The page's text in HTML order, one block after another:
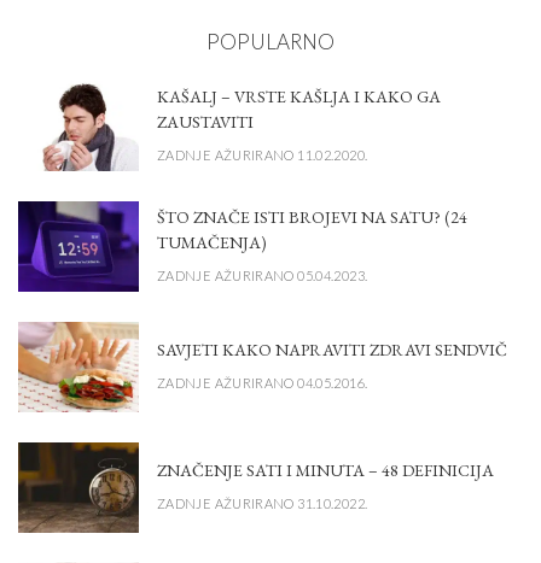
POPULARNO
KAŠALJ – VRSTE KAŠLJA I KAKO GA
ZAUSTAVITI
ZADNJE AŽURIRANO 11.02.2020.
ŠTO ZNAČE ISTI BROJEVI NA SATU? (24
TUMAČENJA)
ZADNJE AŽURIRANO 05.04.2023.
SAVJETI KAKO NAPRAVITI ZDRAVI SENDVIČ
ZADNJE AŽURIRANO 04.05.2016.
ZNAČENJE SATI I MINUTA – 48 DEFINICIJA
ZADNJE AŽURIRANO 31.10.2022.